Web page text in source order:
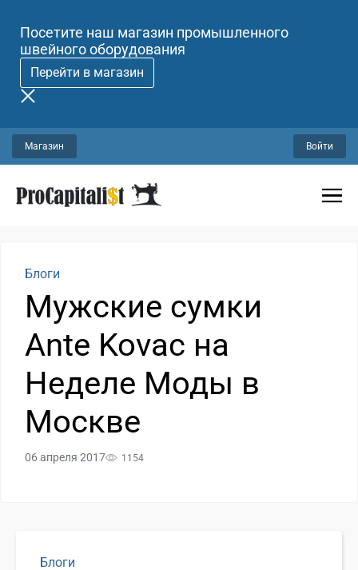
Посетите наш магазин промышленного
швейного оборудования
Перейти в магазин
Магазин Войти
Блоги
Мужские сумки
Ante Kovac на
Неделе Моды в
Москве
06 апреля 2017 1154
Блоги